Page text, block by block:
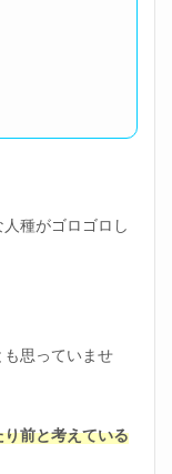
種がゴロゴロし
思っていませ
前と考えている